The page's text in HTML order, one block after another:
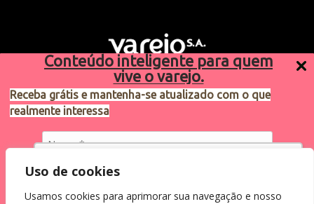
Conteúdo inteligente para quem
vive o varejo.
Receba grátis e mantenha-se atualizado com o que
realmente interessa
Eu concordo em receber comunicações.
Utilizamos cookies para oferecer melhor
como você interage em nosso site e
Uso de cookies
Usamos cookies para aprimorar sua navegação e nosso
Sugestões de pauta
varejosa@cndl.org.br